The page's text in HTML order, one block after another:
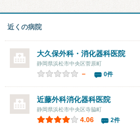
近くの病院
大久保外科・消化器科医院
静岡県浜松市中央区菅原町
－ 0件
近藤外科消化器科医院
静岡県浜松市中央区寺脇町
4.06 2件